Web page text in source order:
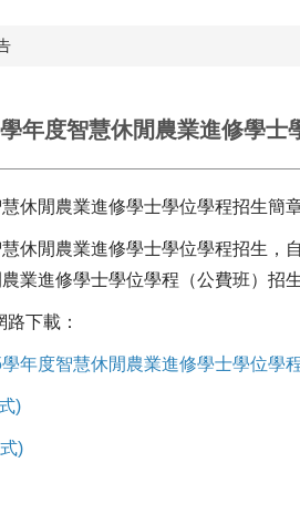
學年度智慧休閒農業進修學士
休閒農業進修學士學位學程招生簡
休閒農業進修學士學位學程招生，自
農業進修學士學位學程（公費班）招
下載：
年度智慧休閒農業進修學士學位學
)
)